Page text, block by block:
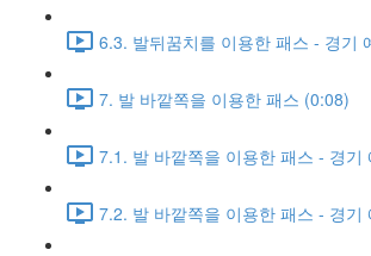
6.3. 발뒤꿈치를 이용한 패스 - 경기
7. 발 바깥쪽을 이용한 패스 (0:08)
7.1. 발 바깥쪽을 이용한 패스 - 경기
7.2. 발 바깥쪽을 이용한 패스 - 경기